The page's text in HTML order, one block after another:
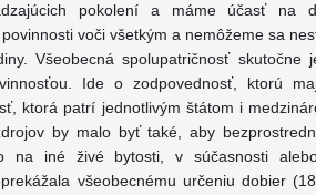
pokolení a máme účasť na
voči všetkým a nemôžeme sa
Všeobecná spolupatričnosť
Ide o zodpovednosť, ktorú
ktorá patrí jednotlivým štátom i
by malo byť také, aby
na iné živé bytosti, v súčasnosti
všeobecnému určeniu dobier